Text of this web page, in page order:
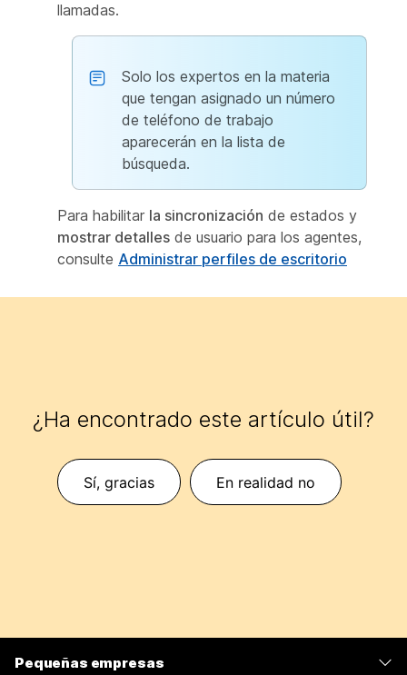
llamadas.
Solo los expertos en la materia
que tengan asignado un número
de teléfono de trabajo
aparecerán en la lista de
búsqueda.
Para habilitar la sincronización de estados y
mostrar detalles de usuario para los agentes,
consulte Administrar perfiles de escritorio
¿Ha encontrado este artículo útil?
Sí, gracias En realidad no
Pequeñas empresas